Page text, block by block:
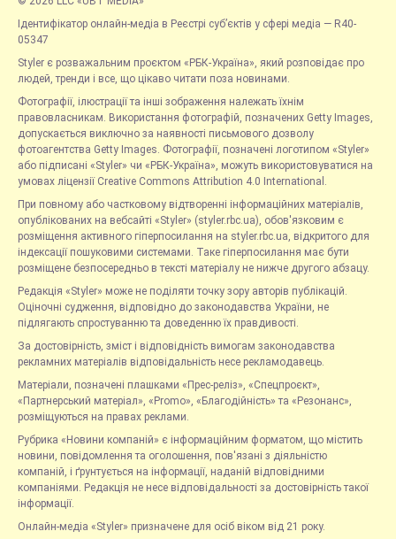
Ідентифікатор онлайн-медіа в Реєстрі суб’єктів у сфері медіа — R40-
05347
Styler є розважальним проєктом «РБК-Україна», який розповідає про
людей, тренди і все, що цікаво читати поза новинами.
Фотографії, ілюстрації та інші зображення належать їхнім
правовласникам. Використання фотографій, позначених Getty Images,
допускається виключно за наявності письмового дозволу
фотоагентства Getty Images. Фотографії, позначені логотипом «Styler»
або підписані «Styler» чи «РБК-Україна», можуть використовуватися на
умовах ліцензії Creative Commons Attribution 4.0 International.
При повному або частковому відтворенні інформаційних матеріалів,
опублікованих на вебсайті «Styler» (styler.rbc.ua), обов'язковим є
розміщення активного гіперпосилання на styler.rbc.ua, відкритого для
індексації пошуковими системами. Таке гіперпосилання має бути
розміщене безпосередньо в тексті матеріалу не нижче другого абзацу.
Редакція «Styler» може не поділяти точку зору авторів публікацій.
Оціночні судження, відповідно до законодавства України, не
підлягають спростуванню та доведенню їх правдивості.
За достовірність, зміст і відповідність вимогам законодавства
рекламних матеріалів відповідальність несе рекламодавець.
Матеріали, позначені плашками «Прес-реліз», «Спецпроєкт»,
«Партнерський матеріал», «Promo», «Благодійність» та «Резонанс»,
розміщуються на правах реклами.
Рубрика «Новини компаній» є інформаційним форматом, що містить
новини, повідомлення та оголошення, пов'язані з діяльністю
компаній, і ґрунтується на інформації, наданій відповідними
компаніями. Редакція не несе відповідальності за достовірність такої
інформації.
Онлайн-медіа «Styler» призначене для осіб віком від 21 року.